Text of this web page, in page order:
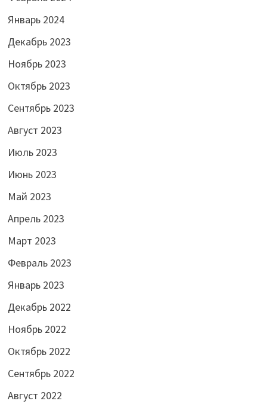
Январь 2024
Декабрь 2023
Ноябрь 2023
Октябрь 2023
Сентябрь 2023
Август 2023
Июль 2023
Июнь 2023
Май 2023
Апрель 2023
Март 2023
Февраль 2023
Январь 2023
Декабрь 2022
Ноябрь 2022
Октябрь 2022
Сентябрь 2022
Август 2022